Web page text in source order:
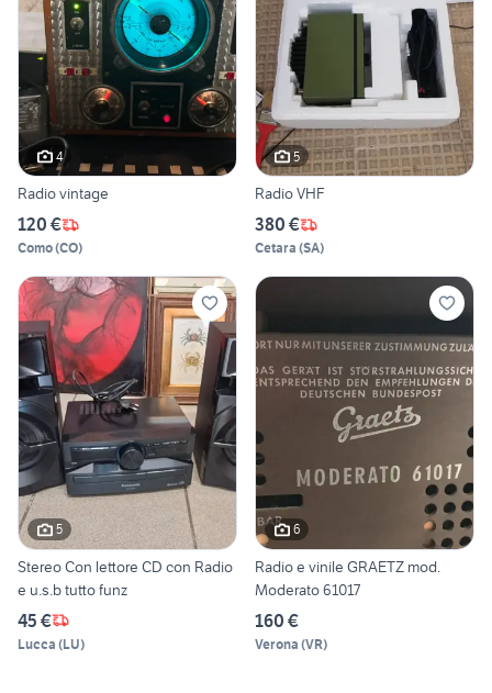
4
Radio vintage
120 €
Como(CO)
5
Radio VHF
380 €
Cetara (SA)
5
Stereo Con lettore CD con Radio
e u.s.b tutto funz
45 €
Lucca (LU)
6
Radio e vinile GRAETZ mod.
Moderato 61017
160 €
Verona (VR)